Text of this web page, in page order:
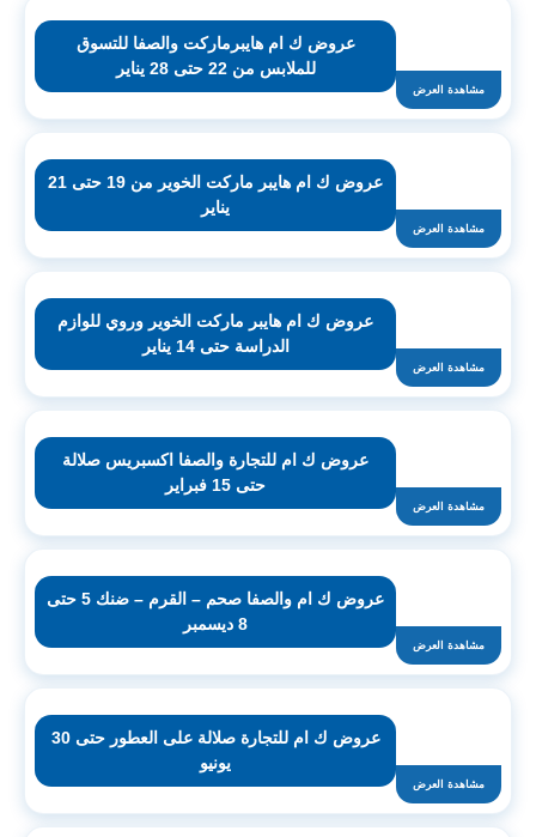
مشاهدة العرض
عروض ك ام هايبرماركت والصفا للتسوق
للملابس من 22 حتى 28 يناير
مشاهدة العرض
عروض ك ام هايبر ماركت الخوير من 19 حتى 21
يناير
مشاهدة العرض
عروض ك ام هايبر ماركت الخوير وروي للوازم
الدراسة حتى 14 يناير
مشاهدة العرض
عروض ك ام للتجارة والصفا اكسبريس صلالة
حتى 15 فبراير
مشاهدة العرض
عروض ك ام والصفا صحم – القرم – ضنك 5 حتى
8 ديسمبر
مشاهدة العرض
عروض ك ام للتجارة صلالة على العطور حتى 30
يونيو